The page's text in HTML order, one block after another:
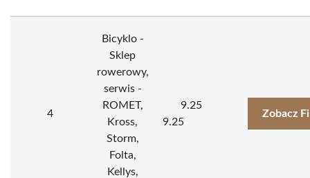
4
Bicyklo -
Sklep
rowerowy,
serwis -
ROMET,
Kross,
Storm,
Folta,
Kellys,
9.25
9.25
Zobacz